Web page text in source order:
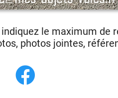
le maximum de
photos jointes,